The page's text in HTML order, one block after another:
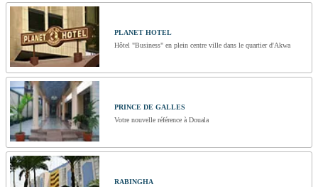
PLANET HOTEL
Hôtel "Business" en plein centre ville dans le quartier d'Akwa
PRINCE DE GALLES
Votre nouvelle référence à Douala
RABINGHA